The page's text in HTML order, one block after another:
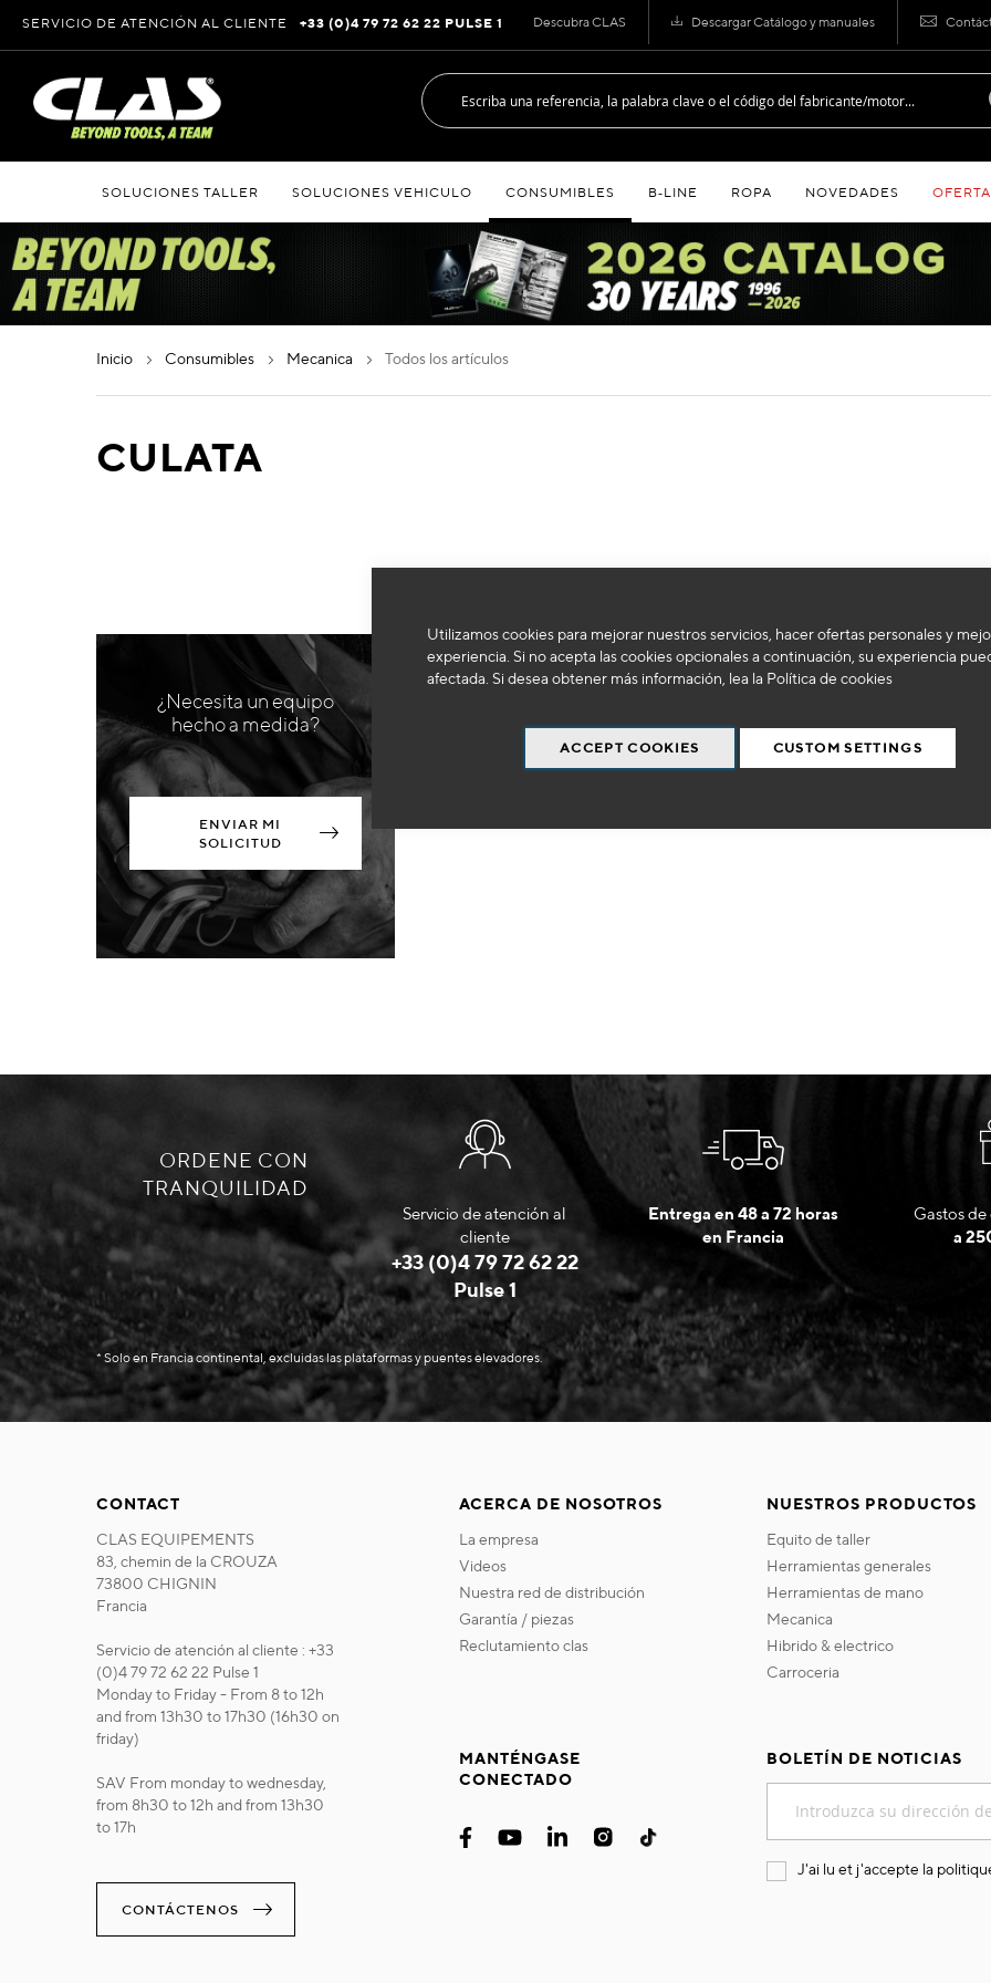
Utilizamos cookies para mejorar nuestros servicios, hacer ofertas personales y
experiencia. Si no acepta las cookies opcionales a continuación, su experiencia
afectada. Si desea obtener más información, lea la Política de cookies
ACCEPT COOKIES CUSTOM SETTINGS
Descubra CLAS Descargar Catálogo y manuales
al
contenido
SERVICIO DE ATENCIÓN AL CLIENTE +33 (0)4 79 72 62 22 PULSE 1
SOLUCIONES TALLER SOLUCIONES VEHICULO CONSUMIBLES B‑LINE ROPA NOVEDADES
inicio consumibles mecanica todos los artículos
CULATA
No podemos encontrar productos que coincida con la selección.
¿Necesita un equipo
hecho a medida?
ENVIAR MI
SOLICITUD
ORDENE CON
TRANQUILIDAD
Servicio de atención al
cliente
+33 (0)4 79 72 62 22
Pulse 1
Entrega en 48 a 72 horas
en Francia
Gastos
a
* Solo en Francia continental, excluidas las plataformas y puentes elevadores.
CONTACT
CLAS EQUIPEMENTS
83, chemin de la CROUZA
73800 CHIGNIN
Francia
Servicio de atención al cliente : +33
(0)4 79 72 62 22 Pulse 1
Monday to Friday - From 8 to 12h
and from 13h30 to 17h30 (16h30 on
friday)
SAV From monday to wednesday,
from 8h30 to 12h and from 13h30
to 17h
CONTÁCTENOS
ACERCA DE NOSOTROS
la empresa
videos
nuestra red de distribución
garantía / piezas
reclutamiento clas
NUESTROS PRODUCTOS
equito de taller
herramientas generales
herramientas de mano
mecanica
hibrido & electrico
carroceria
MANTÉNGASE
CONECTADO
BOLETÍN DE NOTICIAS
nuestro
boletín
de
J'ai lu et j'accepte la